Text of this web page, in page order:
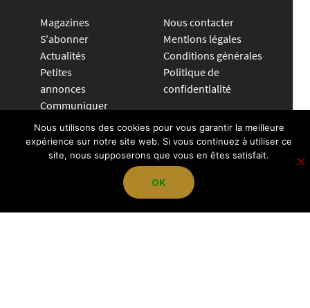
Magazines
S'abonner
Actualités
Petites
annonces
Communiquer
Nous contacter
Mentions légales
Conditions générales
Politique de
confidentialité
CRÉER UNE ANNONCE
contact@pegazevisions.fr
Nous utilisons des cookies pour vous garantir la meilleure
expérience sur notre site web. Si vous continuez à utiliser ce
site, nous supposerons que vous en êtes satisfait.
OK